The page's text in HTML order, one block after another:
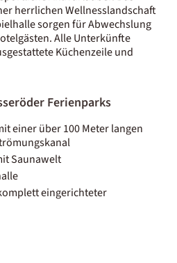
herrlichen Wellnesslandschaft
sorgen für Abwechslung
Alle Unterkünfte
Küchenzeile und
Ferienparks
einer über 100 Meter langen
Saunawelt
eingerichteter